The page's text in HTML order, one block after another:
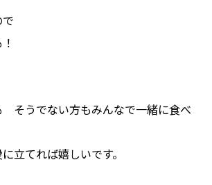
そうでない方もみんなで一緒に食べ
立てれば嬉しいです。